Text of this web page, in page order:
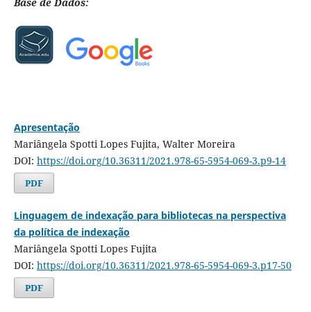
Apresentação
Mariângela Spotti Lopes Fujita, Walter Moreira
DOI: https://doi.org/10.36311/2021.978-65-5954-069-3.p9-14
PDF
Linguagem de indexação para bibliotecas na perspectiva
da política de indexação
Mariângela Spotti Lopes Fujita
DOI: https://doi.org/10.36311/2021.978-65-5954-069-3.p17-50
PDF